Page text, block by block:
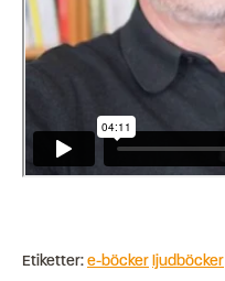
Etiketter:e-böckerljudböcker